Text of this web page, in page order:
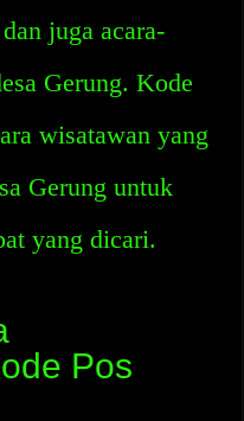
juga acara-
Gerung. Kode
wisatawan yang
Gerung untuk
yang dicari.
Pos